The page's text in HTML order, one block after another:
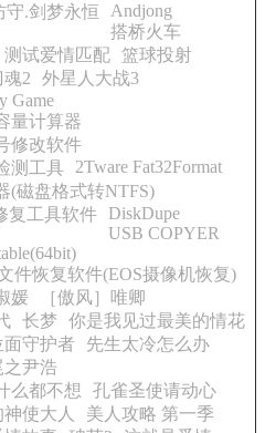
守.剑梦永恒
Andjong
搭桥火车
测试爱情匹配 篮球投射
魂2
外星人大战3
Game
量计算器
修改软件
测工具
2Tware Fat32Format
(磁盘格式转NTFS)
复工具软件
DiskDupe
USB COPYER
件恢复软件(EOS摄像机恢复)
媛
［傲风］唯卿
长梦
你是我见过最美的情花
面守护者
先生太冷怎么办
之尹浩
么都不想
孔雀圣使请动心
使大人
美人攻略 第一季